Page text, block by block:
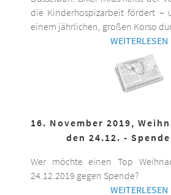
die Kinderhospizarbeit fördert –
einem jährlichen, großen Korso
WEITERLESEN
16. November 2019,
den 24.12. -
Wer möchte einen Top
24.12.2019 gegen Spende?
WEITERLESEN